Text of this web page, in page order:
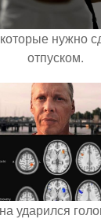
нужно
отпуском.
ударился